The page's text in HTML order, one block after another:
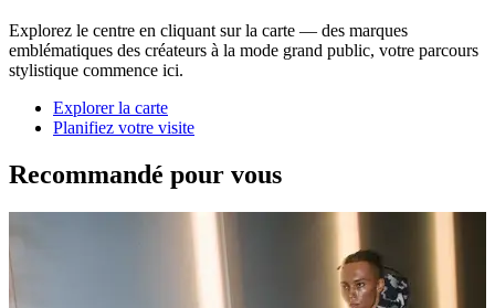
Explorez le centre en cliquant sur la carte — des marques
emblématiques des créateurs à la mode grand public, votre parcours
stylistique commence ici.
Explorer la carte
Planifiez votre visite
Recommandé pour vous